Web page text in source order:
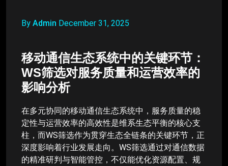
By Admin December 31, 2025
移动通信生态系统中的关键环节：
WS筛选对服务质量和运营效率的
影响分析
在多元协同的移动通信生态系统中，服务质量的稳
定性与运营效率的高效性是维系生态平衡的核心支
柱，而WS筛选作为贯穿生态全链条的关键环节，正
深度影响着行业发展走向。WS筛选通过对通信数据
的精准研判与智能管控，不仅能优化资源配置、规